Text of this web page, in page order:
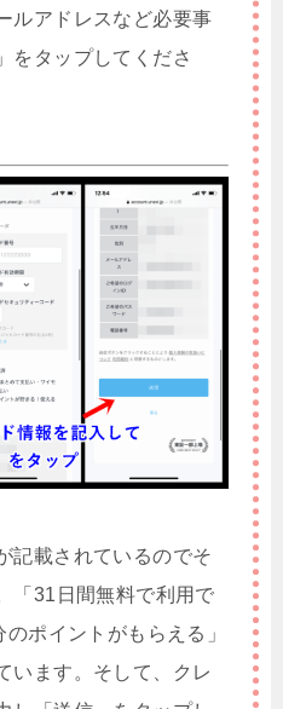
ルアドレスなど必要事
をタップしてくださ
記載されているのでそ
「31日間無料で利用で
ポイントがもらえる」
います。そして、クレ